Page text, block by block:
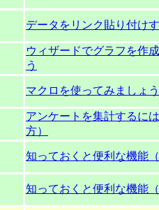
データをリンク貼り付け
ウィザードでグラフを作
う
マクロを使ってみましょう
アンケートを集計するに
方）
知っておくと便利な機能（
知っておくと便利な機能